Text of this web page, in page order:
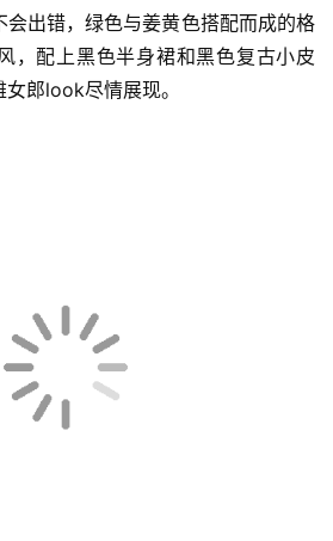
出错，绿色与姜黄色搭配而成的格
，配上黑色半身裙和黑色复古小皮
郎look尽情展现。